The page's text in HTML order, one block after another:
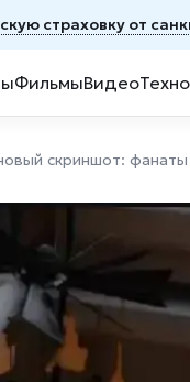
страховку от
ФильмыВидео
скриншот: фанаты